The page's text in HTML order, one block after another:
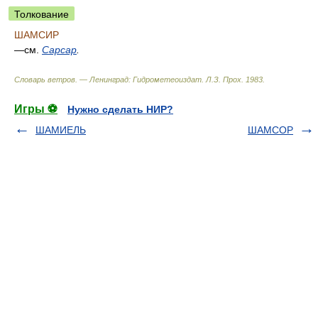
Толкование
ШАМСИР
—см. Сарсар
Словарь ветров. — Ленинград: Гидрометеоиздат Л.З. Прох 1983
Игры ⚽
Нужно сделать НИР?
ШАМИЕЛЬ
ШАМСОР